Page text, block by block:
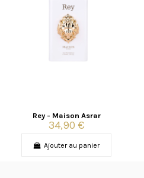
Rey - Maison Asrar
34,90 €
Ajouter au panier